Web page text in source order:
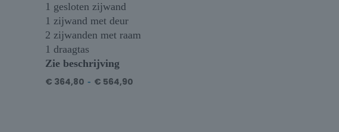
1 gesloten zijwand
1 zijwand met deur
2 zijwanden met raam
1 draagtas
Zie beschrijving
€ 364,80 - € 564,90